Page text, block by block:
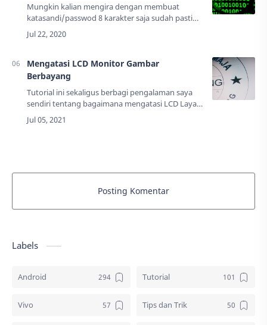
Mungkin kalian mengira dengan membuat
katasandi/passwod 8 karakter saja sudah pasti
aman.Kalian tidak tahu kata sandi/password
seperti apa sih yang aman. Oke sebelum kalian
Mengatasi LCD Monitor Gambar
Berbayang
Tutorial ini sekaligus berbagi pengalaman saya
sendiri tentang bagaimana mengatasi LCD Layar
monitor berbayang.Bagi Anda yang sedang
mengalami masalah seperti ini janganlah
Posting Komentar
Labels
Android Tutorial
Vivo Tips dan Trik